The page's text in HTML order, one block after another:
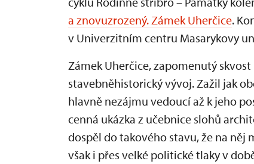
a znovuzrozený. Zámek Uherčice.
v Univerzitním centru Masarykovy
Zámek Uherčice, zapomenutý
stavebněhistorický vývoj. Zažil jak
hlavně nezájmu vedoucí až k jeho
cenná ukázka z učebnice slohů
dospěl do takového stavu, že na něj
však i přes velké politické tlaky v